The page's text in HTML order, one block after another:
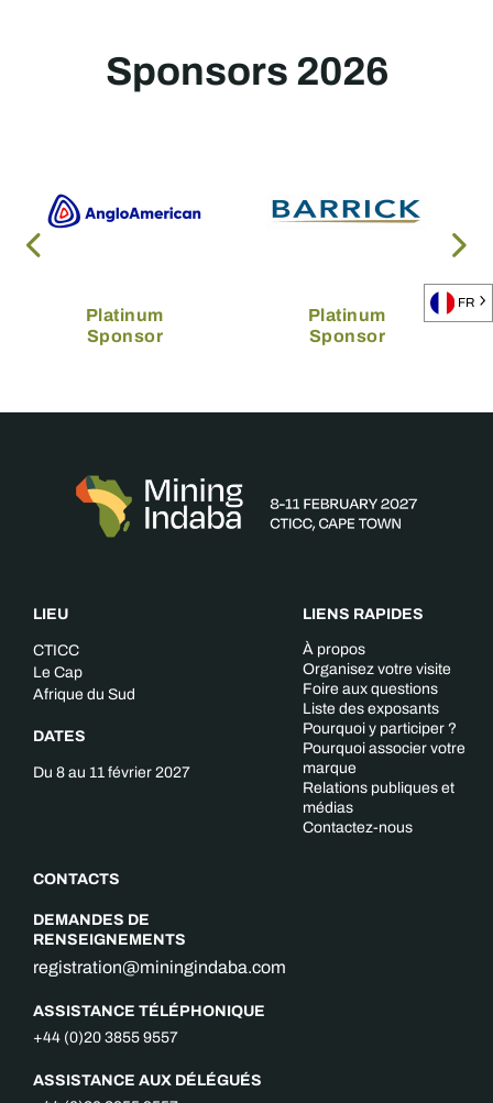
Sponsors 2026
Platinum
Sponsor
Platinum
Sponsor
LIEU
CTICC
Le Cap
Afrique du Sud
DATES
Du 8 au 11 février 2027
CONTACTS
DEMANDES DE
RENSEIGNEMENTS
registration@miningindaba.com
ASSISTANCE TÉLÉPHONIQUE
+44 (0)20 3855 9557
ASSISTANCE AUX DÉLÉGUÉS
LIENS RAPIDES
À propos
Organisez votre visite
Foire aux questions
Liste des exposants
Pourquoi y participer ?
Pourquoi associer votre
marque
Relations publiques et
médias
Contactez-nous
FR